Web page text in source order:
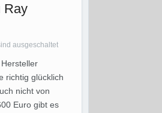
Ray
ausgeschaltet
richtig glücklich
nicht von
Euro gibt es